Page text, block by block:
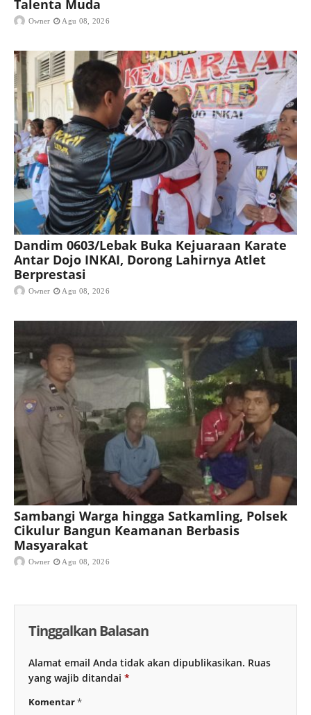
Talenta Muda
Owner Agu 08, 2026
Dandim 0603/Lebak Buka Kejuaraan Karate
Antar Dojo INKAI, Dorong Lahirnya Atlet
Berprestasi
Owner Agu 08, 2026
Sambangi Warga hingga Satkamling, Polsek
Cikulur Bangun Keamanan Berbasis
Masyarakat
Owner Agu 08, 2026
Tinggalkan Balasan
Alamat email Anda tidak akan dipublikasikan. Ruas
yang wajib ditandai *
Komentar*